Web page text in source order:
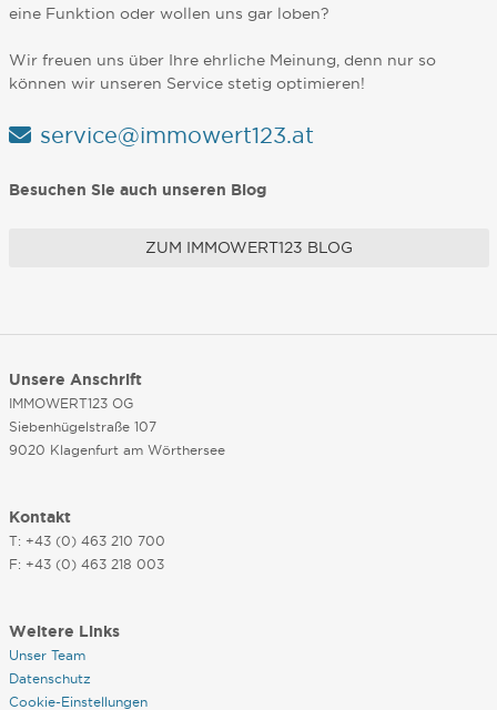
eine Funktion oder wollen uns gar loben?
Wir freuen uns über Ihre ehrliche Meinung, denn nur so
können wir unseren Service stetig optimieren!
service@immowert123.at
Besuchen Sie auch unseren Blog
ZUM IMMOWERT123 BLOG
Unsere Anschrift
IMMOWERT123 OG
Siebenhügelstraße 107
9020 Klagenfurt am Wörthersee
Kontakt
T: +43 (0) 463 210 700
F: +43 (0) 463 218 003
Weitere Links
Unser Team
Datenschutz
Cookie-Einstellungen